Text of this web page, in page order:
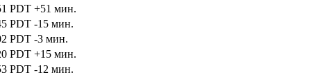
PDT +51 мин.
PDT -15 мин.
PDT -3 мин.
PDT +15 мин.
PDT -12 мин.